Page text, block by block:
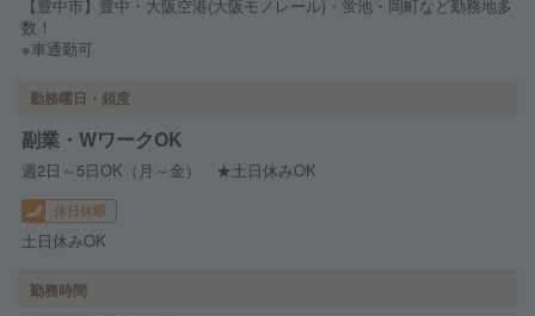
【豊中市】豊中・大阪空港(大阪モノレール)・蛍池・岡町など勤務地多
数！
※車通勤可
勤務曜日・頻度
副業・WワークOK
週2日～5日OK（月～金） ★土日休みOK
休日休暇
土日休みOK
勤務時間